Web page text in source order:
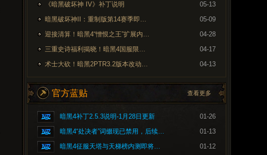
《暗黑破坏神 IV》补丁说明
05-13
暗黑破坏神II：重制版第14赛季即将到来
05-09
迎接清算！暗黑4“憎恨之王”扩展内容现已上线
04-28
三重史诗福利揭晓！暗黑4国服限时免费现已开启
04-17
术士大砍！暗黑2PTR3.2版本改动内容预览
04-13
官方蓝贴 查看更多
暗黑4补丁2.5.3说明-1月28日更新
01-26
暗黑4“处决者”词缀现已禁用，后续将重做
01-13
暗黑4征服天塔与天梯榜内测即将开启
01-12